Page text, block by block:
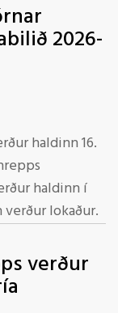
2026-
haldinn 16.
haldinn í
lokaður.
verður